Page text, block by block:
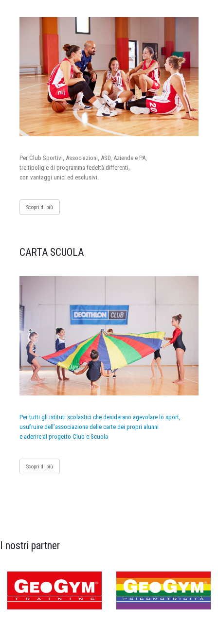
Per Club Sportivi, Associazioni, ASD, Aziende e PA,
tre tipoligie di programma fedeltà differenti,
con vantaggi unici ed esclusivi.
Scopri di più
CARTA SCUOLA
Per tutti gli istituti scolastici che desiderano agevolare lo sport,
usufruire dell’associazione delle carte dei propri alunni
e aderire al progetto Club e Scuola
Scopri di più
I nostri partner